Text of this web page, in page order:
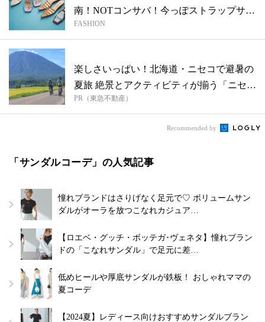
南！NOTコンサバ！今っぽストラップサ
ン...
FASHION
楽しさいっぱい！北海道・ニセコで避暑の
夏旅 絶景とアクティビティが揃う「ニセコ
東...
PR（東急不動産）
Recommended by
「サンダルコーデ」の人気記事
憧れブランドはさりげなく足元で♡ ボリュームサン
ダルがオーラを放つこなれカジュア…
【ロエベ・グッチ・ボッテガ･ヴェネタ】憧れブラン
ドの「こなれサンダル」で足元に差…
低めヒールや厚底サンダルが鉄板！ おしゃれママの
夏コーデ
【2024夏】レディース向けおすすめサンダルブラン